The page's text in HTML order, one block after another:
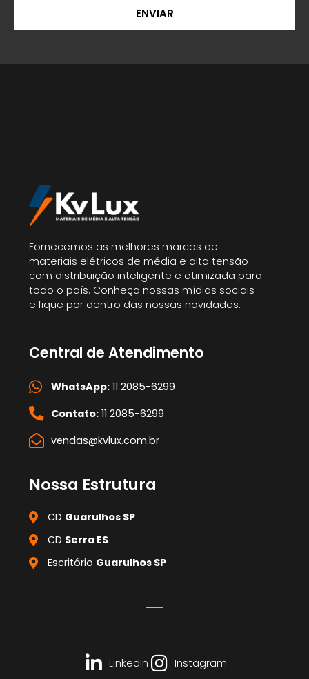
ENVIAR
Fornecemos as melhores marcas de
materiais elétricos de média e alta tensão
com distribuição inteligente e otimizada para
todo o país. Conheça nossas mídias sociais
e fique por dentro das nossas novidades.
Central de Atendimento
WhatsApp:11 2085-6299
Contato:11 2085-6299
vendas@kvlux.com.br
Nossa Estrutura
CD Guarulhos SP
CD Serra ES
Escritório Guarulhos SP
Linkedin Instagram